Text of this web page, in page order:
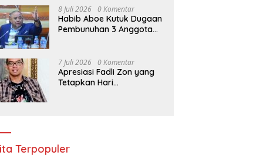
8 Juli 2026 0 Komentar
Habib Aboe Kutuk Dugaan
Pembunuhan 3 Anggota
7 Juli 2026 0 Komentar
Apresiasi Fadli Zon yang
Tetapkan Hari
Terpopuler